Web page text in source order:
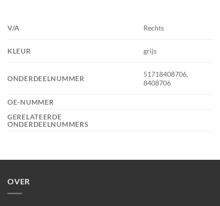
V/A Rechts
KLEUR grijs
ONDERDEELNUMMER
51718408706,
8408706
OE-NUMMER
GERELATEERDE
ONDERDEELNUMMERS
OVER